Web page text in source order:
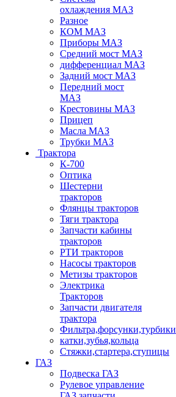
охлаждения МАЗ
Разное
КОМ МАЗ
Приборы МАЗ
Средний мост МАЗ
дифференциал МАЗ
Задний мост МАЗ
Передний мост
МАЗ
Крестовины МАЗ
Прицеп
Масла МАЗ
Трубки МАЗ
Трактора
К-700
Оптика
Шестерни
тракторов
Флянцы тракторов
Тяги трактора
Запчасти кабины
тракторов
РТИ тракторов
Насосы тракторов
Метизы тракторов
Электрика
Тракторов
Запчасти двигателя
трактора
Фильтра,форсунки,турбики
катки,зубья,кольца
Стяжки,стартера,ступицы
ГАЗ
Подвеска ГАЗ
Рулевое управление